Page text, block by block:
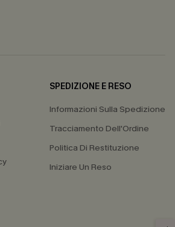
SPEDIZIONE E RESO
Informazioni Sulla Spedizione
Tracciamento Dell'Ordine
Politica Di Restituzione
Iniziare Un Reso